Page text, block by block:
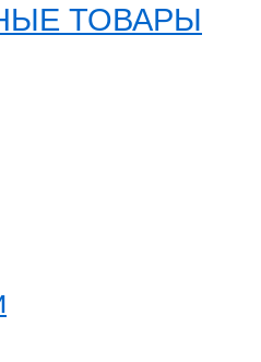
ТОВАРЫ